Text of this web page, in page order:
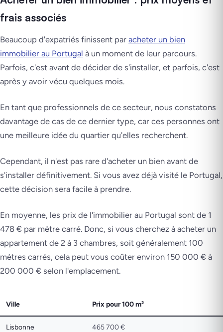
frais associés
Beaucoup d'expatriés finissent par acheter un bien
immobilier au Portugal à un moment de leur parcours.
Parfois, c'est avant de décider de s'installer, et parfois, c'est
après y avoir vécu quelques mois.
En tant que professionnels de ce secteur, nous constatons
davantage de cas de ce dernier type, car ces personnes ont
une meilleure idée du quartier qu'elles recherchent.
Cependant, il n'est pas rare d'acheter un bien avant de
s'installer définitivement. Si vous avez déjà visité le Portugal,
cette décision sera facile à prendre.
En moyenne, les prix de l'immobilier au Portugal sont de 1
478 € par mètre carré. Donc, si vous cherchez à acheter un
appartement de 2 à 3 chambres, soit généralement 100
mètres carrés, cela peut vous coûter environ 150 000 € à
200 000 € selon l'emplacement.
Ville Prix pour 100 m²
Lisbonne 465 700 €